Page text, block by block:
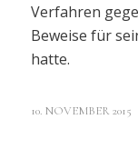
Verfahren
Beweise für
hatte.
10. NOVEMBER 2015